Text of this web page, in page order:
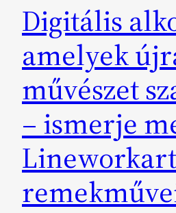
Digitális
amelyek
művészet
– ismerje
Lineworkart